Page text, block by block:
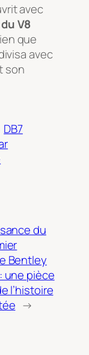
avec
V8
que
avec
son
DB7
du
Bentley
une pièce
l’histoire
→